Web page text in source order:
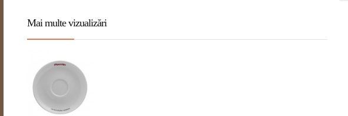
Mai multe vizualizări